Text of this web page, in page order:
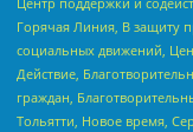
Горячая Линия, В защиту
социальных движений,
Действие,
граждан,
Тольятти, Новое время,